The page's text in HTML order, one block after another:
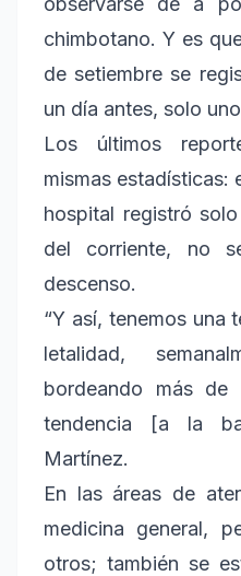
chimbotano. Y es
de setiembre se
un día antes, solo
Los últimos
mismas estadísticas:
hospital registró
del corriente, no
descenso.
“Y así, tenemos una
letalidad,
bordeando más
tendencia [a la
Martínez.
En las áreas de
medicina general,
otros; también se